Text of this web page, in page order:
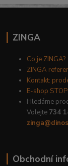
ZINGA
Co je ZINGA?
ZINGA
Kontakt:
E-shop
Hledáme
Volejte 734
Obchodní